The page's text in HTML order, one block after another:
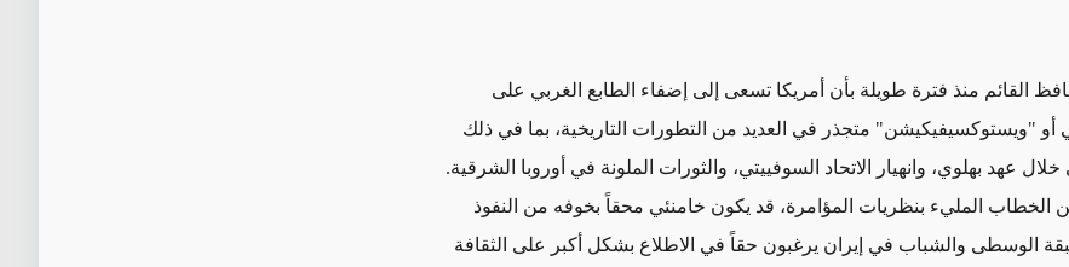
القائم منذ فترة طويلة بأن أمريكا تسعى إلى إضفاء الطابع الغربي على
أو "ويستوكسيفيكيشن" متجذر في العديد من التطورات التاريخية، بما في ذلك
خلال عهد بهلوي، وانهيار الاتحاد السوفييتي، والثورات الملونة في أوروبا الشرقية.
الخطاب المليء بنظريات المؤامرة، قد يكون خامنئي محقاً بخوفه من النفوذ
الوسطى والشباب في إيران يرغبون حقاً في الاطلاع بشكل أكبر على الثقافة